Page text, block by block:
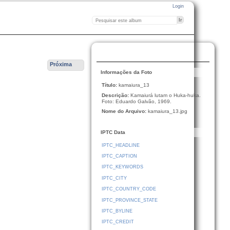
Login
Próxima
Informações da Foto
Título: kamaiura_13
Descrição: Kamaiurá lutam o Huka-huka.
Foto: Eduardo Galvão, 1969.
Nome do Arquivo: kamaiura_13.jpg
IPTC Data
IPTC_HEADLINE
IPTC_CAPTION
IPTC_KEYWORDS
IPTC_CITY
IPTC_COUNTRY_CODE
IPTC_PROVINCE_STATE
IPTC_BYLINE
IPTC_CREDIT